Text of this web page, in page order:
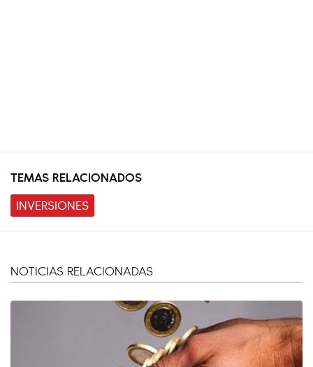
TEMAS RELACIONADOS
INVERSIONES
NOTICIAS RELACIONADAS